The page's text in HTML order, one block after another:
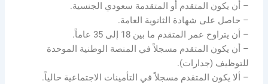
– أن يكون المتقدم أو المتقدمة سعودي الجنسية.
– حاصل على شهادة الثانوية العامة.
– أن يتراوح عمر المتقدم ما بين 18 إلى 35 عاماً.
– أن يكون المتقدم مسجلاً في المنصة الوطنية الموحدة
للتوظيف (جدارات).
– ألا يكون المتقدم مسجلاً في التأمينات الاجتماعية حالياً.